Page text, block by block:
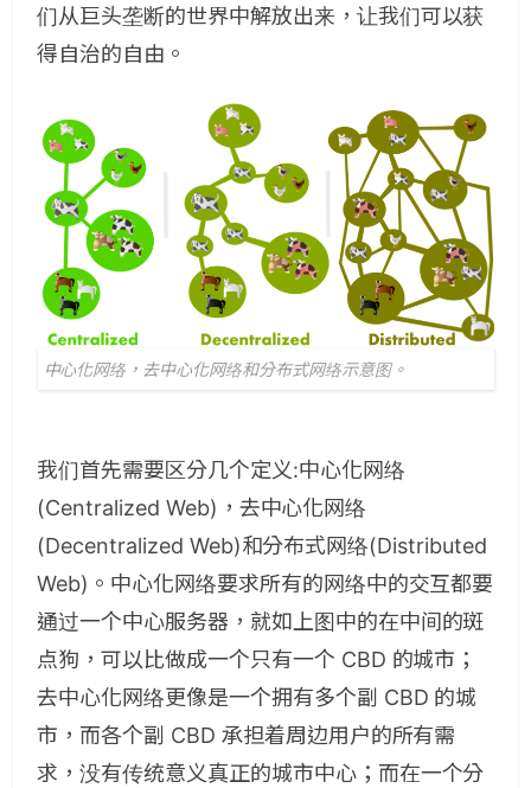
们从巨头垄断的世界中解放出来，让我们可以获
得自治的自由。
中心化网络，去中心化网络和分布式网络示意图。
我们首先需要区分几个定义:中心化网络
(Centralized Web)，去中心化网络
(Decentralized Web)和分布式网络(Distributed
Web)。中心化网络要求所有的网络中的交互都要
通过一个中心服务器，就如上图中的在中间的斑
点狗，可以比做成一个只有一个 CBD 的城市；
去中心化网络更像是一个拥有多个副 CBD 的城
市，而各个副 CBD 承担着周边用户的所有需
求，没有传统意义真正的城市中心；而在一个分